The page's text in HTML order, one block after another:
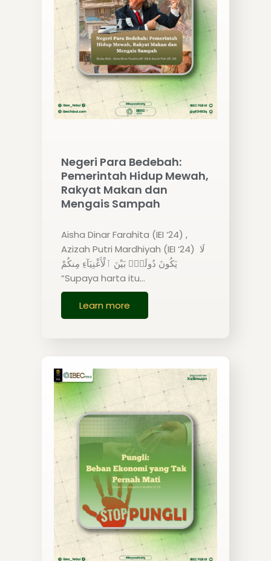
Negeri Para Bedebah:
Pemerintah Hidup Mewah,
Rakyat Makan dan
Mengais Sampah
Aisha Dinar Farahita (IEI ‘24) ,
Azizah Putri Mardhiyah (IEI ‘24) لَا
يَكُونَ دُولَةًۢ بَيْنَ ٱلْأَغْنِيَآءِ مِنكُمْ
“Supaya harta itu…
Learn more